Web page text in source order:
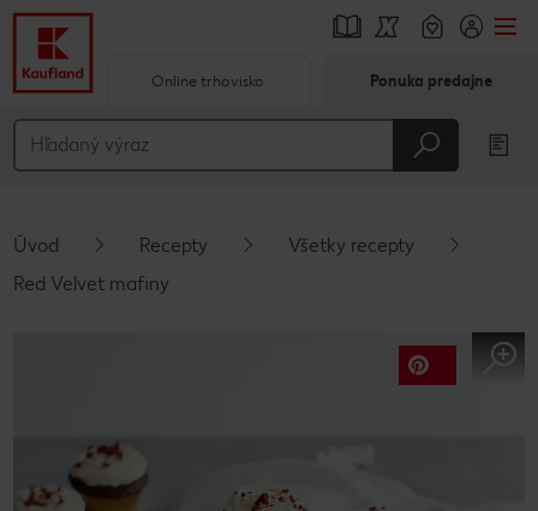
Hlavný obsah
Vyskakovací bočný panel
Online trhovisko Ponuka predajne
Úvod Recepty
Všetky recepty
Red Velvet mafiny